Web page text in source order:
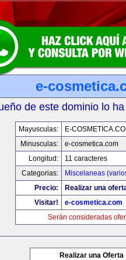
e-
de este dominio lo
Mayusculas:
E-
Minusculas:
e-cosmetica.com
Longitud:
11 caracteres
Categorias:
Miscelaneas
Precio:
Realizar una
Visitar!
e-cosmetica.com
Serán consideradas
Realizar una Oferta